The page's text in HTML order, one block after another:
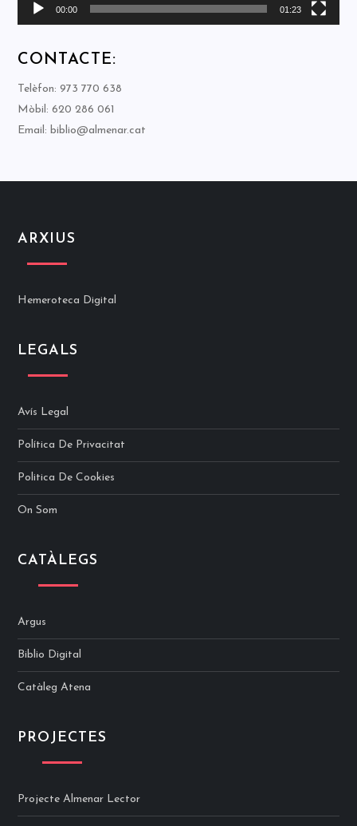
00:00 01:23
CONTACTE:
Telèfon: 973 770 638
Mòbil: 620 286 061
Email: biblio@almenar.cat
ARXIUS
Hemeroteca Digital
LEGALS
Avís Legal
Política De Privacitat
Politica De Cookies
On Som
CATÀLEGS
Argus
Biblio Digital
Catàleg Atena
PROJECTES
Projecte Almenar Lector